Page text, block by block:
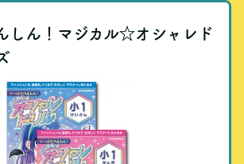
しん！マジカル☆オシャレド